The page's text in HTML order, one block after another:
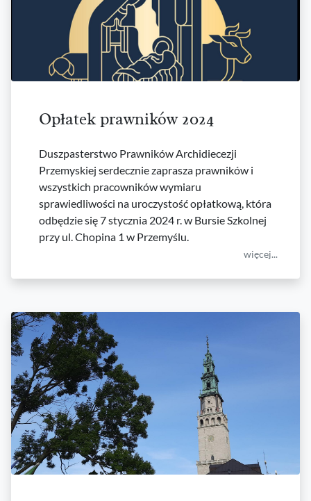
Opłatek prawników 2024
Duszpasterstwo Prawników Archidiecezji
Przemyskiej serdecznie zaprasza prawników i
wszystkich pracowników wymiaru
sprawiedliwości na uroczystość opłatkową, która
odbędzie się 7 stycznia 2024 r. w Bursie Szkolnej
przy ul. Chopina 1 w Przemyślu.
więcej...